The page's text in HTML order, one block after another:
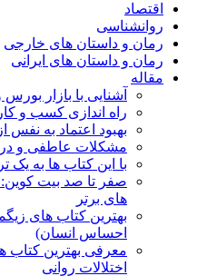
اقتصاد
روانشناسی
رمان و داستان های خارجی
رمان و داستان های ایرانی
مقاله
آشنایی با بازار
راه اندازی کسب و کار
بهبود اعتماد به نفس
مشکلات عاطفی و
با این کتاب ها به یک
صفر تا صد بیت
های برتر
بهترین کتاب های
احساس انسان)
معرفی بهترین کتاب
اختلالات روانی